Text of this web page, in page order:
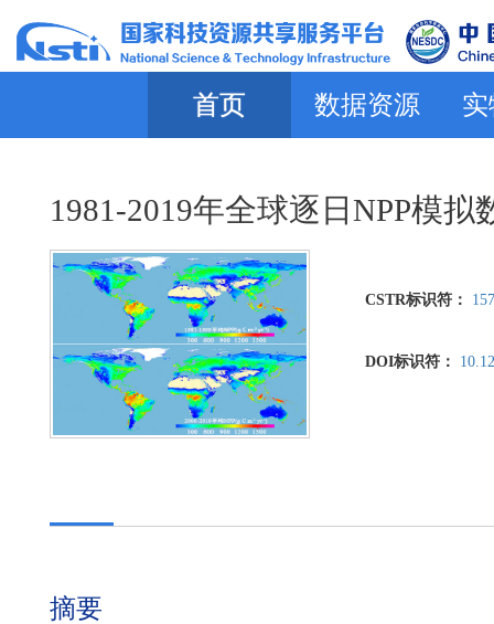
首页 数据资源
1981-2019年全球逐日NPP模拟
CSTR标识符：
DOI标识符：
摘要